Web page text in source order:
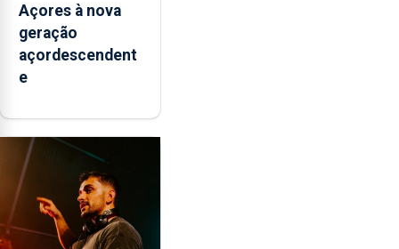
Açores à nova
geração
açordescendent
e